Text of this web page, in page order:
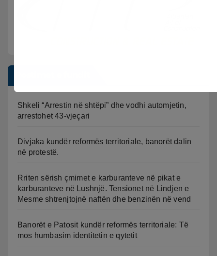
Shkeli “Arrestin në shtëpi” dhe vodhi automjetin,
arrestohet 43-vjeçari
Divjaka kundër reformës territoriale, banorët dalin
në protestë.
Rriten sërish çmimet e karburanteve në pikat e
karburanteve në Lushnjë. Tensionet në Lindjen e
Mesme shtrenjtojnë naftën dhe benzinën në vend
Banorët e Patosit kundër reformës territoriale: Të
mos humbasim identitetin e qytetit